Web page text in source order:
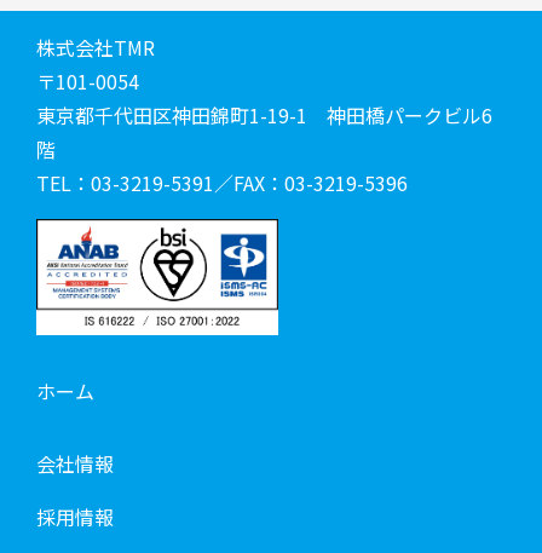
株式会社TMR
〒101-0054
東京都千代田区神田錦町1-19-1 神田橋パークビル6
階
TEL：03-3219-5391／FAX：03-3219-5396
ホーム
会社情報
採用情報